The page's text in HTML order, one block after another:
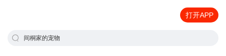
打开APP
间桐家的宠物